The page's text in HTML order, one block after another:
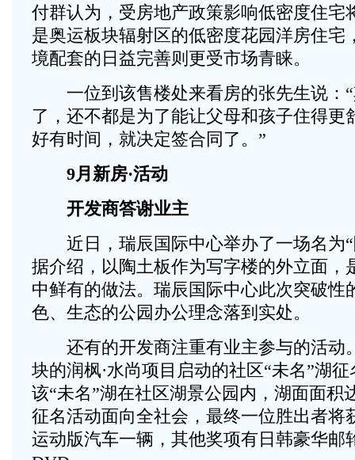
付群认为，受房地产政策影响低密度住宅
是奥运板块辐射区的低密度花园洋房住宅
境配套的日益完善则更受市场青睐。
一位到该售楼处来看房的张先生说：“
了，还不都是为了能让父母和孩子住得更
好有时间，就决定签合同了。”
9月新房·活动
开发商答谢业主
近日，瑞辰国际中心举办了一场名为“
据介绍，以陶土板作为写字楼的外立面，
中鲜有的做法。瑞辰国际中心此次突破性
色、生态的公园办公理念落到实处。
还有的开发商注重有业主参与的活动
块的润枫·水尚项目启动的社区“未名”湖
该“未名”湖在社区湖景公园内，湖面面积
征名活动面向全社会，最终一位胜出者将
运动版汽车一辆，其他奖项有日韩豪华邮